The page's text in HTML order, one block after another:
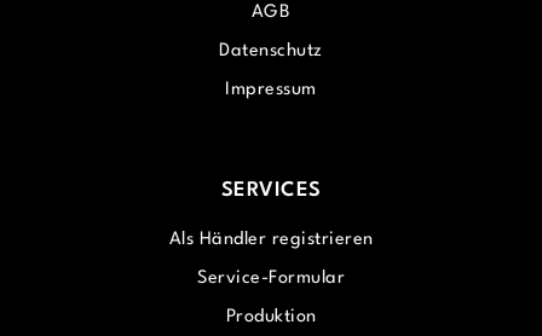
AGB
Datenschutz
Impressum
SERVICES
Als Händler registrieren
Service-Formular
Produktion